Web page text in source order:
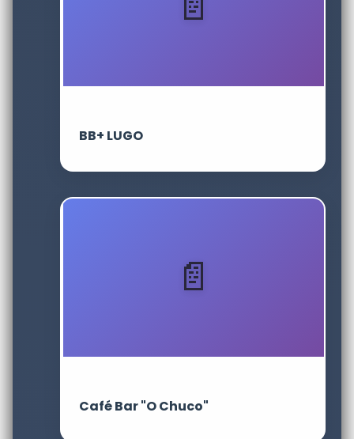
BB+ LUGO
Café Bar "O Chuco"